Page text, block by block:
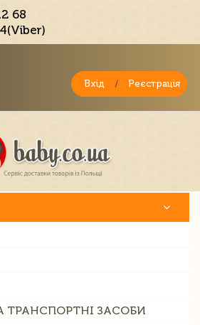
68
Вхід / Реєстрація
ТРАНСПОРТНІ ЗАСОБИ